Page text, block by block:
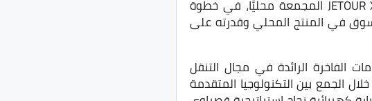
وشهدت الفترة الأخيرة الاحتفال بإنتاج السيارة رقم 1000 من طراز JETOUR X70 Plus المجمعة محليًا، في خطوة
في المنتج المحلي وقدرته على
الفاخرة الرائدة في مجال التنقل
الجمع بين التكنولوجيا المتقدمة